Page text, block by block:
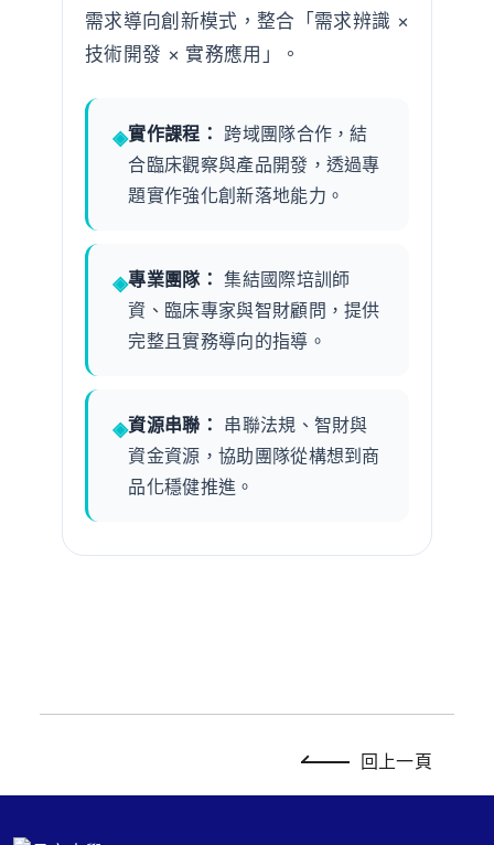
需求導向創新模式，整合「需求辨識 ×
技術開發 × 實務應用」。
實作課程： 跨域團隊合作，結
合臨床觀察與產品開發，透過專
題實作強化創新落地能力。
專業團隊： 集結國際培訓師
資、臨床專家與智財顧問，提供
完整且實務導向的指導。
資源串聯： 串聯法規、智財與
資金資源，協助團隊從構想到商
品化穩健推進。
回上一頁